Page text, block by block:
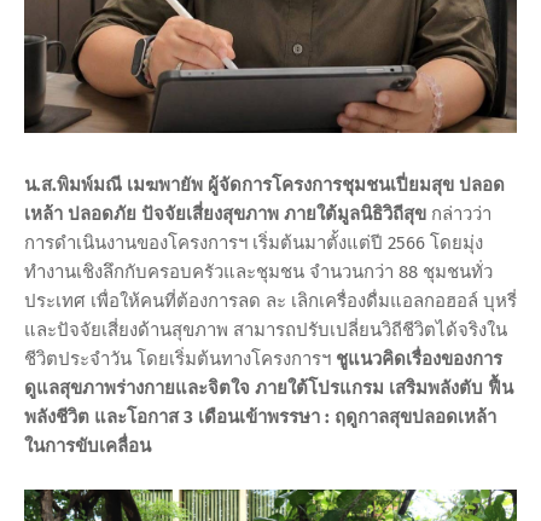
น.ส.พิมพ์มณี เมฆพายัพ ผู้จัดการโครงการชุมชนเปี่ยมสุข ปลอด
เหล้า ปลอดภัย ปัจจัยเสี่ยงสุขภาพ ภายใต้มูลนิธิวิถีสุข กล่าวว่า
การดำเนินงานของโครงการฯ เริ่มต้นมาตั้งแต่ปี 2566 โดยมุ่ง
ทำงานเชิงลึกกับครอบครัวและชุมชน จำนวนกว่า 88 ชุมชนทั่ว
ประเทศ เพื่อให้คนที่ต้องการลด ละ เลิกเครื่องดื่มแอลกอฮอล์ บุหรี่
และปัจจัยเสี่ยงด้านสุขภาพ สามารถปรับเปลี่ยนวิถีชีวิตได้จริงใน
ชีวิตประจำวัน โดยเริ่มต้นทางโครงการฯ ชูแนวคิดเรื่องของการ
ดูแลสุขภาพร่างกายและจิตใจ ภายใต้โปรแกรม เสริมพลังตับ ฟื้น
พลังชีวิต และโอกาส 3 เดือนเข้าพรรษา : ฤดูกาลสุขปลอดเหล้า
ในการขับเคลื่อน